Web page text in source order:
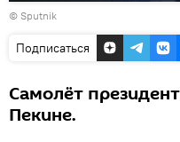
Воспроизвести
видео
© Sputnik
Подписаться
Самолёт
Пекине.